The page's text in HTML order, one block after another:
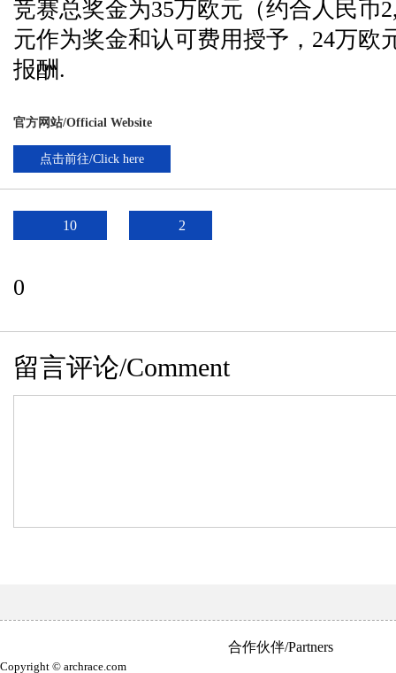
竞赛总奖金为35万欧元（约合人民币
元作为奖金和认可费用授予，24万欧
报酬.
官方网站/Official Website
点击前往/Click here
10 2
0
留言评论/Comment
Copyright © archrace.com
合作伙伴/Partners